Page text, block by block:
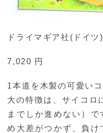
ドライマギア社(ドイツ)
7,020 円
1本道を木製の可愛い
大の特徴は、サイコロ
までしか進めない）
め大差がつかず、負け